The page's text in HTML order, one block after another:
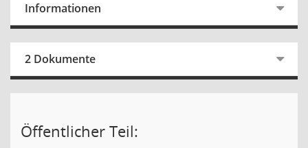
Informationen
2 Dokumente
Öffentlicher Teil: